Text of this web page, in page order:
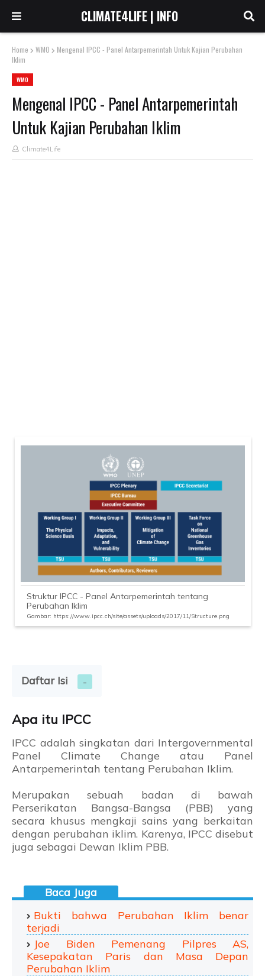
CLIMATE4LIFE | INFO
Home WMO
Mengenal IPCC - Panel Antarpemerintah Untuk Kajian Perubahan
Iklim
WMO
Mengenal IPCC - Panel Antarpemerintah
Untuk Kajian Perubahan Iklim
Climate4Life
Struktur IPCC - Panel Antarpemerintah tentang
Perubahan Iklim
Gambar: https://www.ipcc.ch/site/assets/uploads/2017/11/Structure.png
Daftar Isi
Apa itu IPCC
IPCC adalah singkatan dari Intergovernmental
Panel Climate Change atau Panel
Antarpemerintah tentang Perubahan Iklim.
Merupakan sebuah badan di bawah
Perserikatan Bangsa-Bangsa (PBB) yang
secara khusus mengkaji sains yang berkaitan
dengan perubahan iklim. Karenya, IPCC disebut
juga sebagai Dewan Iklim PBB.
Bukti bahwa Perubahan Iklim benar
terjadi
Joe Biden Pemenang Pilpres AS,
Kesepakatan Paris dan Masa Depan
Perubahan Iklim